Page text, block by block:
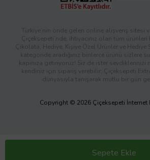
Sepete Ekle
Türkiye’nin önde gelen online alışveriş sitesi
Çiçeksepeti’nde, ihtiyacınız olan tüm
Çikolata, Hediye, Kişiye Özel Ürünler ve Hediye
kategoride aradığınız binlerce ürünü sizlere
kapınıza getiriyoruz! Siz de ister
kendiniz için sipariş verebilir; Çiçeksepeti
dünyasıyla tanışarak mutlu bir gün
Copyright © 2026 Çiçeksepeti İnternet